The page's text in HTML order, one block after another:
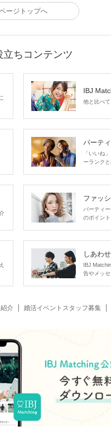
ージトップへ
立ちコンテンツ
IBJ
他と比べ
パーテ
「いいね
ーランクと
ファッ
パーティ
のポイント
しあわ
IBJ
告やメッ
介 婚活イベントスタッフ募集